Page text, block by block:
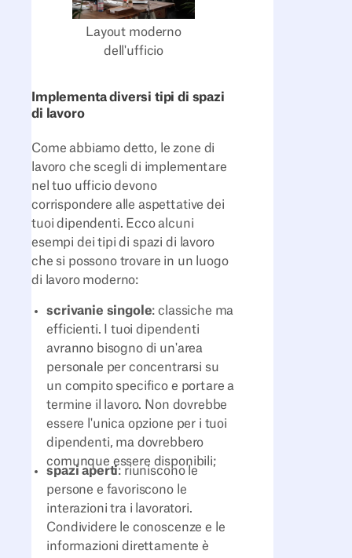
Layout moderno
dell'ufficio
Implementa diversi tipi di spazi
di lavoro
Come abbiamo detto, le zone di
lavoro che scegli di implementare
nel tuo ufficio devono
corrispondere alle aspettative dei
tuoi dipendenti. Ecco alcuni
esempi dei tipi di spazi di lavoro
che si possono trovare in un luogo
di lavoro moderno:
scrivanie singole: classiche ma
efficienti. I tuoi dipendenti
avranno bisogno di un'area
personale per concentrarsi su
un compito specifico e portare a
termine il lavoro. Non dovrebbe
essere l'unica opzione per i tuoi
dipendenti, ma dovrebbero
comunque essere disponibili;
spazi aperti: riuniscono le
persone e favoriscono le
interazioni tra i lavoratori.
Condividere le conoscenze e le
informazioni direttamente è